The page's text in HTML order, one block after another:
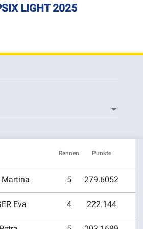
LIGHT 2025
Rennen Punkte
Martina 5 279.6052
Frankenfels
Eva 4 222.144